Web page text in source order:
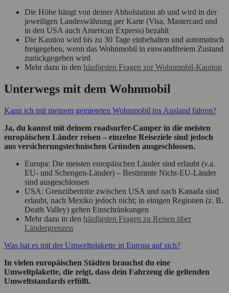
Die Höhe hängt von deiner Abholstation ab und wird in der
jeweiligen Landeswährung per Karte (Visa, Mastercard und
in den USA auch American Express) bezahlt
Die Kaution wird bis zu 30 Tage einbehalten und automatisch
freigegeben, wenn das Wohnmobil in einwandfreiem Zustand
zurückgegeben wird
Mehr dazu in den häufigsten Fragen zur Wohnmobil-Kaution
Unterwegs mit dem Wohnmobil
Kann ich mit meinem gemieteten Wohnmobil ins Ausland fahren?
Ja, du kannst mit deinem roadsurfer-Camper in die meisten
europäischen Länder reisen – einzelne Reiseziele sind jedoch
aus versicherungstechnischen Gründen ausgeschlossen.
Europa: Die meisten europäischen Länder sind erlaubt (v.a.
EU- und Schengen-Länder) – Bestimmte Nicht-EU-Länder
sind ausgeschlossen
USA: Grenzübertritte zwischen USA und nach Kanada sind
erlaubt, nach Mexiko jedoch nicht; in einigen Regionen (z. B.
Death Valley) gelten Einschränkungen
Mehr dazu in den häufigsten Fragen zu Reisen über
Ländergrenzen
Was hat es mit der Umweltplakette in Europa auf sich?
In vielen europäischen Städten brauchst du eine
Umweltplakette, die zeigt, dass dein Fahrzeug die geltenden
Umweltstandards erfüllt.